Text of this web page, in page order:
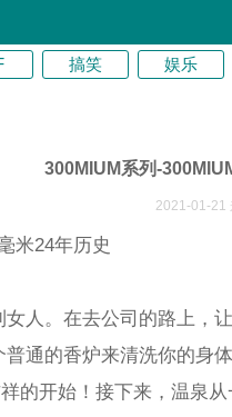
搞笑 娱乐
300MIUM系列-
2021-01-21
米24年历史
人。在去公司的路上，
通的香炉来清洗你的身
的开始！接下来，温泉